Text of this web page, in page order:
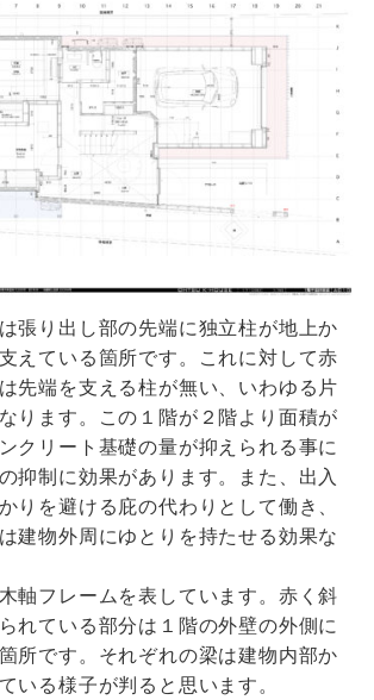
張り出し部の先端に独立柱が地上か
えている箇所です。これに対して赤
先端を支える柱が無い、いわゆる片
ります。この１階が２階より面積が
クリート基礎の量が抑えられる事に
抑制に効果があります。また、出入
りを避ける庇の代わりとして働き、
建物外周にゆとりを持たせる効果な
軸フレームを表しています。赤く斜
れている部分は１階の外壁の外側に
所です。それぞれの梁は建物内部か
いる様子が判ると思います。